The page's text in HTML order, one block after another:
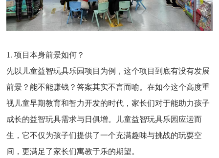
1. 项目本身前景如何？
先以儿童益智玩具乐园项目为例，这个项目到底有没有发展
前景？能不能赚钱？答案其实不言而喻。在如今这个高度重
视儿童早期教育和智力开发的时代，家长们对于能助力孩子
成长的益智玩具需求与日俱增。儿童益智玩具乐园应运而
生，它不仅为孩子们提供了一个充满趣味与挑战的玩耍空
间，更满足了家长们寓教于乐的期望。